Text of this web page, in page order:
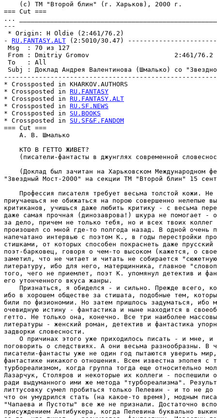
    (с) ТМ "Второй блин" (г. Харьков), 2000 г.
=== Cut ===
...
---
* Origin: H Oldie (2:461/76.2)
- RU.FANTASY.ALT (2:5010/30.47)
Msg  : 70
From : Dmitriy Gromov                      2:461/76.2
To   : All
Subj : Доклад Андрея Валентинова (Шмалько) со
* Crossposted in KНARKOV.AUTHORS
* Crossposted in RU.FANTASY
* Crossposted in RU.FANTASY.ALT
* Crossposted in RU.SF.NEWS
* Crossposted in SU.BOOKS
* Crossposted in SU.SF&F.FANDOM
=== Cut ===
    А. В. Шмалько
    КТО В ГЕТТО ЖИВЕТ?
(писатели-фантасты в джунглях современной
(Доклад был зачитан на Харьковском Международном
"Звездный Мост-2000" на секции ТМ "Второй блин" 15
Профессия писателя требует весьма толстой кожи. Не
приучаешься не обижаться на порою совершенно нелепые
критиканов, учишься даже любить критику - с весьма
даже самая прочная (динозаврова!) шкура не помогает -
за дело, причем не только тебя, но и всех твоих коллег
произошел со мной где-то полгода назад. В одной очень
напечатано интервью с поэтом К., в годы перестройки
стишками, от которых способен покраснеть даже
поэт-барковец, говоря о чем-то высоком (кажется, о
заметил, что не читает и читать не собирается
литературу, ибо для него, матерщинника, главное
того, чего не приемлет, поэт К. упомянул детектив и
его утонченного вкуса жанры.
Признаться, я обиделся - и сильно. Прежде всего,
ибо в хорошем обществе за стишата, подобные тем,
били по физиономии. Но затем пришлось задуматься, ибо
очевидную истину - фантастика и ныне находится в
гетто. Не только она, конечно. Все три наиболее
литературы - женский роман, детектив и фантастика
задворки словесности.
О причинах этого уже приходилось писать - и мне,
поговорить о следствиях. А они весьма разнообразны. В
писатели-фантасты уже не один год пытаются уверить
фантастике никакого отношения. Всем известна эпопея с
турбореализмом, когда группа тогда еще относительно
Лазарчук, Столяров и некоторые их коллеги - поспешили
ради выдуманного ими же метода "турбореализма".
литтусовку сумел пробиться только Пелевин - и то не
что он умудрился стать (на какое-то время), модным
"Чапаева и Пустоты" все же не признали. Достаточно
присуждением Антибукера, когда Пелевина буквально